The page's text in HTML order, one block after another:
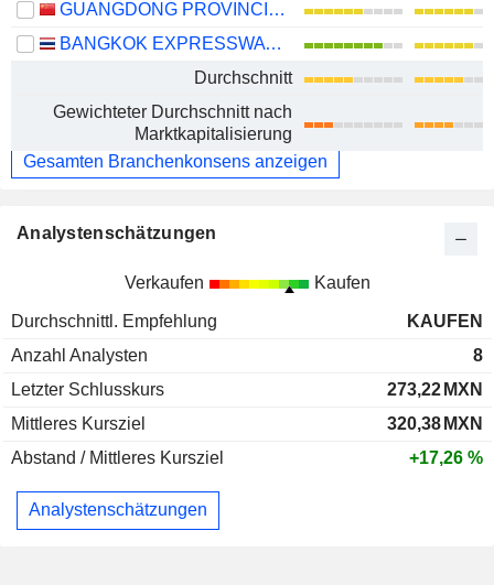
GUANGDONG PROVINCIAL EXPRESSWAY DEVELOPMENT CO., LTD.
BANGKOK EXPRESSWAY AND METRO
Durchschnitt
Gewichteter Durchschnitt nach
Marktkapitalisierung
Gesamten Branchenkonsens anzeigen
Analystenschätzungen
Verkaufen Kaufen
Durchschnittl. Empfehlung
KAUFEN
Anzahl Analysten
8
Letzter Schlusskurs
273,22 MXN
Mittleres Kursziel
320,38 MXN
Abstand / Mittleres Kursziel
+17,26 %
Analystenschätzungen